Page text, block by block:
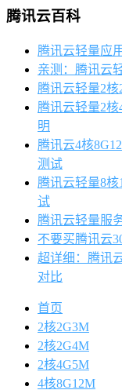
腾讯云百科
腾讯云轻量应
亲测：腾讯云
腾讯云轻量2
腾讯云轻量2
明
腾讯云4核
测试
腾讯云轻量8
试
腾讯云轻量服
不要买腾讯云
超详细：腾讯
对比
首页
2核2G3M
2核2G4M
2核4G5M
4核8G12M